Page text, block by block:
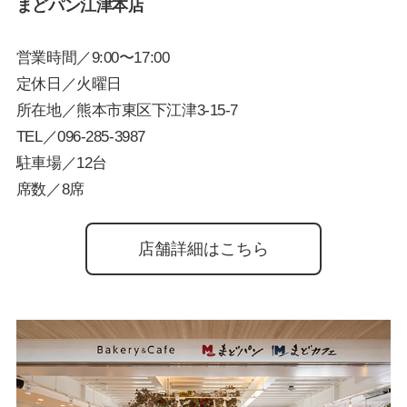
まどパン江津本店
営業時間／9:00〜17:00
定休日／火曜日
所在地／熊本市東区下江津3-15-7
TEL／096-285-3987
駐車場／12台
席数／8席
店舗詳細はこちら